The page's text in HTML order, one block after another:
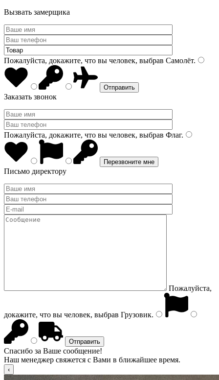
Вызвать замерщика
Пожалуйста, докажите, что вы человек, выбрав Самолёт.
Заказать звонок
Пожалуйста, докажите, что вы человек, выбрав Флаг.
Письмо директору
Пожалуйста,
докажите, что вы человек, выбрав Грузовик.
Спасибо за Ваше сообщение!
Наш менеджер свяжется с Вами в ближайшее время.